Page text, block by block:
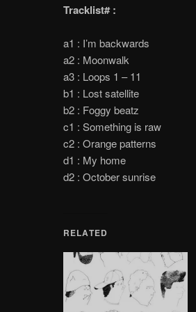
Tracklist# :
a1 : I’m backwards
a2 : Moonwalk
a3 : Loops 1 – 11
b1 : Lost satellite
b2 : Foggy beatz
c1 : Something is raw
c2 : Orange patterns
d1 : My home
d2 : October sunrise
RELATED